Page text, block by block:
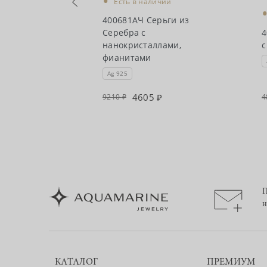
400681АЧ Серьги из
Серебра с
нанокристаллами,
фианитами
Ag 925
9210 4605
КАТАЛОГ ПРЕМИУМ